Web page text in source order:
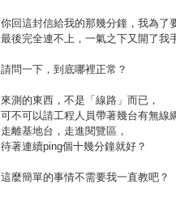
你回這封信給我的那幾分鐘，我為了
最後完全連不上，一氣之下又開了我
請問一下，到底哪裡正常？
來測的東西，不是「線路」而已，
可不可以請工程人員帶著幾台有無線
走離基地台，走進閱覽區，
待著連續ping個十幾分鐘就好？
這麼簡單的事情不需要我一直教吧？